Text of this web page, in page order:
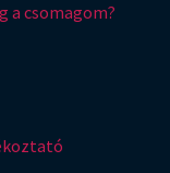
a csomagom?